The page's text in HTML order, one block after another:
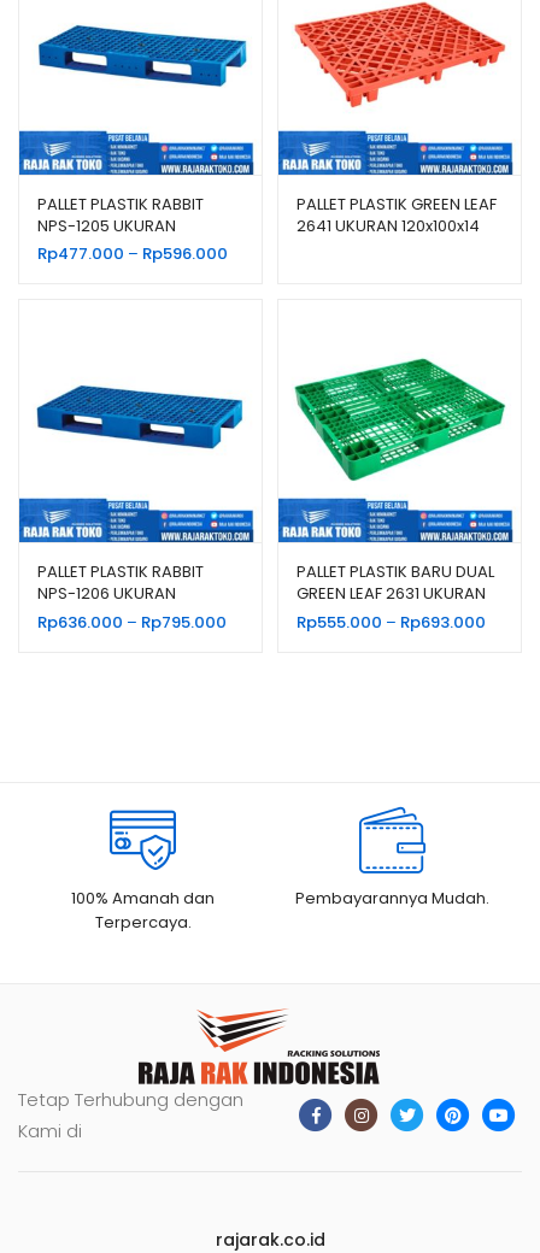
PALLET PLASTIK RABBIT
NPS-1205 UKURAN
120x50x13,2 CM
Rp477.000 – Rp596.000
PALLET PLASTIK GREEN LEAF
2641 UKURAN 120x100x14
PALLET PLASTIK RABBIT
NPS-1206 UKURAN
120x60x13,2 CM
Rp636.000 – Rp795.000
PALLET PLASTIK BARU DUAL
GREEN LEAF 2631 UKURAN
120x100x14 CM
Rp555.000 – Rp693.000
100% Amanah dan
Terpercaya.
Pembayarannya Mudah.
Tetap Terhubung dengan
Kami di
rajarak.co.id